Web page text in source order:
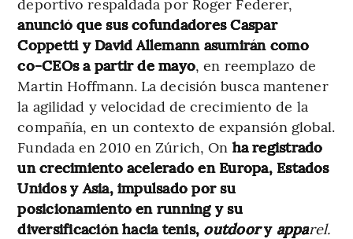
anunció que sus cofundadores Caspar
Coppetti y David Allemann asumirán como
co-CEOs a partir de mayo, en reemplazo de
Martin Hoffmann. La decisión busca mantener
la agilidad y velocidad de crecimiento de la
compañía, en un contexto de expansión global.
Fundada en 2010 en Zúrich, On ha registrado
un crecimiento acelerado en Europa, Estados
Unidos y Asia, impulsado por su
posicionamiento en running y su
diversificación hacia tenis, outdoory apparel.